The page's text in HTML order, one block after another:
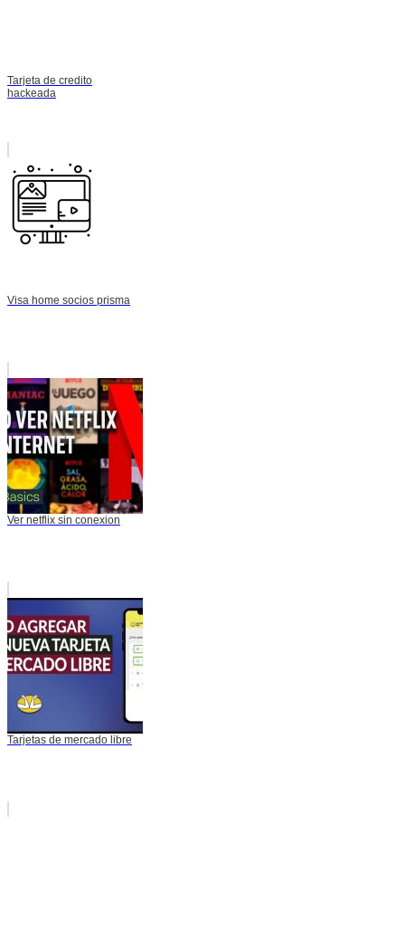
Tarjeta de credito
hackeada
Visa home socios prisma
Ver netflix sin conexion
Tarjetas de mercado libre